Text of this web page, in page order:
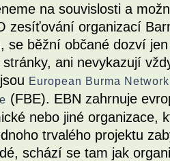
na souvislosti a
zesíťování organizací
se běžní občané dozví
stránky, ani nevykazují
European Burma Network
(FBE). EBN zahrnuje
nebo jiné organizace,
trvalého projektu
schází se tam jak